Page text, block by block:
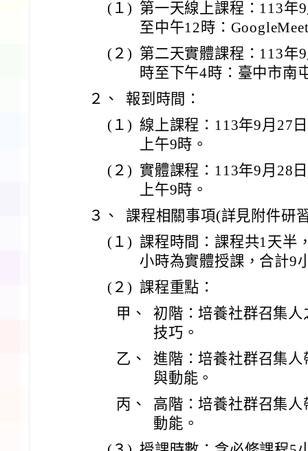
(１) 第一天線上課程：113年
至中午12時：
(２) 第二天實體課程：113年
時至下午4時：臺中市南
２、
報到時間：
(１) 線上課程：113年9月27
上午9時。
(２) 實體課程：113年9月28
上午9時。
３、
課程相關事項(詳見附件研
(１) 課程時間：課程共1天半
小時為實體授課，合計9
(２) 課程重點：
甲、
初階：培養社群召集
技巧。
乙、
進階：培養社群召集
與動能。
丙、
高階：培養社群召集
動能。